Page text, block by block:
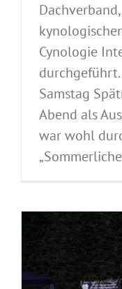
Cynologie
Samstag
Abend als
war wohl